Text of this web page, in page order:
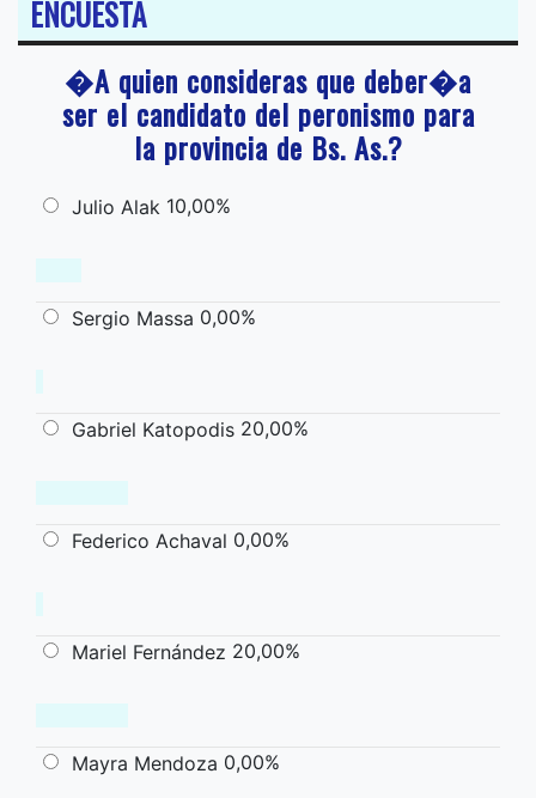
ENCUESTA
�A quien consideras que deber�a
ser el candidato del peronismo para
la provincia de Bs. As.?
Julio Alak 10,00%
Sergio Massa 0,00%
Gabriel Katopodis 20,00%
Federico Achaval 0,00%
Mariel Fernández 20,00%
Mayra Mendoza 0,00%